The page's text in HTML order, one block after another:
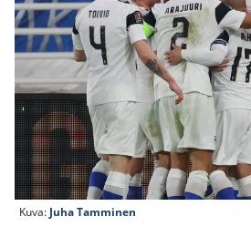
Kuva: Juha Tamminen